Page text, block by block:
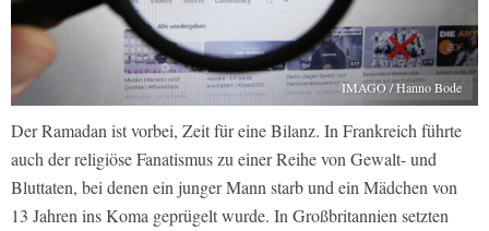
IMAGO / Hanno Bode
Der Ramadan ist vorbei, Zeit für eine Bilanz. In Frankreich führte
auch der religiöse Fanatismus zu einer Reihe von Gewalt- und
Bluttaten, bei denen ein junger Mann starb und ein Mädchen von
13 Jahren ins Koma geprügelt wurde. In Großbritannien setzten